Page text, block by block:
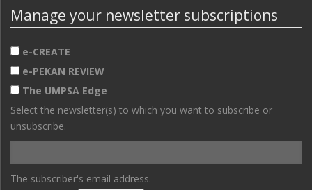
Manage your newsletter subscriptions
e-CREATE
e-PEKAN REVIEW
The UMPSA Edge
Select the newsletter(s) to which you want to subscribe or
unsubscribe.
The subscriber's email address.